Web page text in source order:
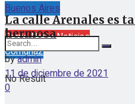
Buenos Aires
viernes, agosto 7, 2026
Barrio Norte Noticias
Comuna2
No Result
La calle Arenales es
hermosa
byadmin
11 de diciembre de 2021
0